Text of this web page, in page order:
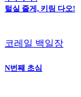
털실 줄게, 키링 다오!
코레일 백일장
N번째 초심